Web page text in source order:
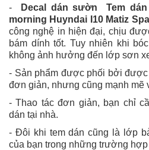
-
Decal dán sườn Tem
morning Huyndai I10 Matiz
công nghệ in hiện đại, chịu
bám dính tốt. Tuy nhiên khi
không ảnh hưởng đến lớp sơn
- Sản phẩm được phối bởi được
đơn giản, nhưng cũng mạnh mẽ
- Thao tác đơn giản, bạn chỉ
dán tại nhà.
- Đôi khi tem dán cũng là lớp
của bạn trong những trường hợp